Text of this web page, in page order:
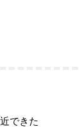
できた